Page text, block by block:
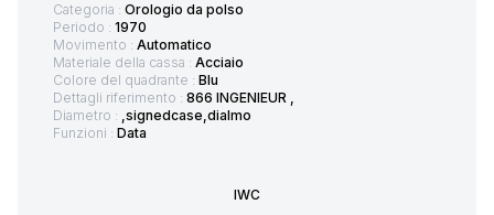
Categoria : Orologio da polso
Periodo : 1970
Movimento : Automatico
Materiale della cassa : Acciaio
Colore del quadrante : Blu
Dettagli riferimento : 866 INGENIEUR ,
Diametro : ,signedcase,dialmo
Funzioni : Data
IWC